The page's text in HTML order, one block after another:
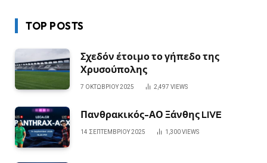
TOP POSTS
Σχεδόν έτοιμο το γήπεδο της
Χρυσούπολης
7 ΟΚΤΩΒΡΊΟΥ 2025 2,497 VIEWS
Πανθρακικός-ΑΟ Ξάνθης LIVE
14 ΣΕΠΤΕΜΒΡΊΟΥ 2025 1,300VIEWS